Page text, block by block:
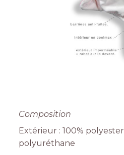
Composition
Extérieur : 100%
polyuréthane